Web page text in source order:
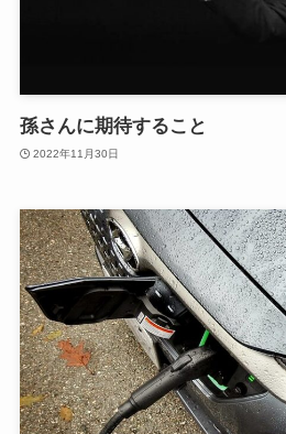
孫さんに期待すること
2022年11月30日